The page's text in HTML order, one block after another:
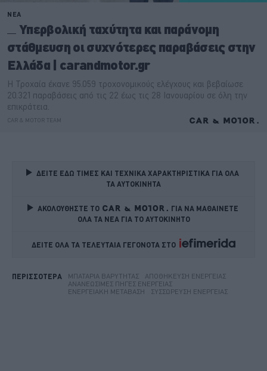
ΔΕΙΤΕ ΕΔΩ ΤΙΜΕΣ ΚΑΙ ΤΕΧΝΙΚΑ ΧΑΡΑΚΤΗΡΙΣΤΙΚΑ ΓΙΑ ΟΛΑ
ΤΑ ΑΥΤΟΚΙΝΗΤΑ
ΑΚΟΛΟΥΘΗΣΤΕ ΤΟ
ΓΙΑ ΝΑ ΜΑΘΑΙΝΕΤΕ
ΟΛΑ ΤΑ ΝΕΑ ΓΙΑ ΤΟ ΑΥΤΟΚΙΝΗΤΟ
ΔΕΙΤΕ ΟΛΑ ΤΑ ΤΕΛΕΥΤΑΙΑ ΓΕΓΟΝΟΤΑ ΣΤΟ
ΠΕΡΙΣΣΟΤΕΡΑ ΜΠΑΤΑΡΊΑ ΒΑΡΎΤΗΤΑΣ
ΑΠΟΘΉΚΕΥΣΗ ΕΝΈΡΓΕΙΑΣ
ΑΝΑΝΕΏΣΙΜΕΣ ΠΗΓΈΣ ΕΝΈΡΓΕΙΑΣ
ΕΝΕΡΓΕΙΑΚΉ ΜΕΤΆΒΑΣΗ
ΣΥΣΣΏΡΕΥΣΗ ΕΝΈΡΓΕΙΑΣ